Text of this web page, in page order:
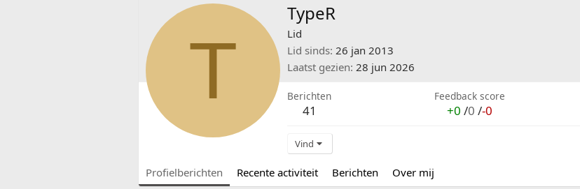
T
TypeR
Lid
Lid sinds 26 jan 2013
Laatst gezien 28 jun 2026
Berichten
41
Feedback score
+0 /0 /-0
Vind
Profielberichten Recente activiteit Berichten Over mij